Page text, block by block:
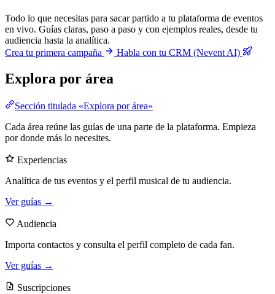
Todo lo que necesitas para sacar partido a tu plataforma de eventos
en vivo. Guías claras, paso a paso y con ejemplos reales, desde tu
audiencia hasta la analítica.
Crea tu primera campaña
Habla con tu CRM (Nevent AI)
Explora por área
Sección titulada «Explora por área»
Cada área reúne las guías de una parte de la plataforma. Empieza
por donde más lo necesites.
Experiencias
Analítica de tus eventos y el perfil musical de tu audiencia.
Ver guías →
Audiencia
Importa contactos y consulta el perfil completo de cada fan.
Ver guías →
Suscripciones